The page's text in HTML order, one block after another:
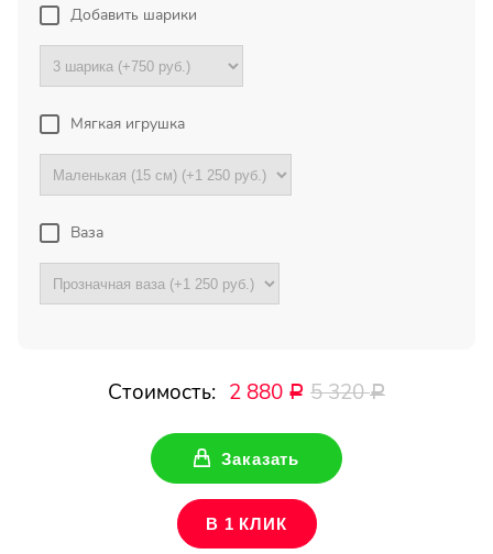
наших акциях и скидках
Ваше имя
Ваш Email
Добавить шарики
Мягкая игрушка
Ваза
Стоимость: 2 880 Р 5 320Р
Заказать
В 1 КЛИК